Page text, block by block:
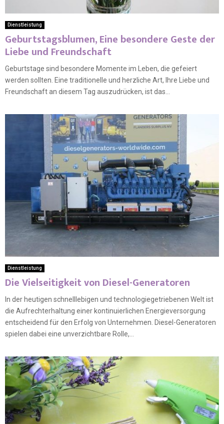
Dienstleistung
Geburtstagsblumen, Eine besondere Geste der
Liebe und Freundschaft
Geburtstage sind besondere Momente im Leben, die gefeiert
werden sollten. Eine traditionelle und herzliche Art, Ihre Liebe und
Freundschaft an diesem Tag auszudrücken, ist das...
Dienstleistung
Die Vielseitigkeit von Diesel-Generatoren
In der heutigen schnelllebigen und technologiegetriebenen Welt ist
die Aufrechterhaltung einer kontinuierlichen Energieversorgung
entscheidend für den Erfolg von Unternehmen. Diesel-Generatoren
spielen dabei eine unverzichtbare Rolle,...